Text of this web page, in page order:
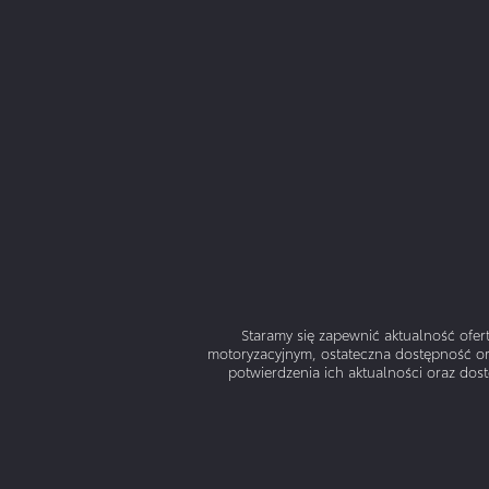
Staramy się zapewnić aktualność
motoryzacyjnym, ostateczna dostępność
potwierdzenia ich aktualności oraz